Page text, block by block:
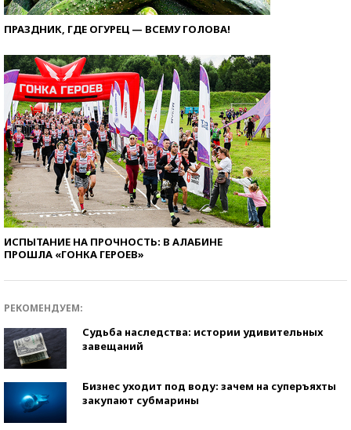
ПРАЗДНИК, ГДЕ ОГУРЕЦ — ВСЕМУ ГОЛОВА!
ИСПЫТАНИЕ НА ПРОЧНОСТЬ: В АЛАБИНЕ
ПРОШЛА «ГОНКА ГЕРОЕВ»
РЕКОМЕНДУЕМ:
Судьба наследства: истории удивительных
завещаний
Бизнес уходит под воду: зачем на суперъяхты
закупают субмарины